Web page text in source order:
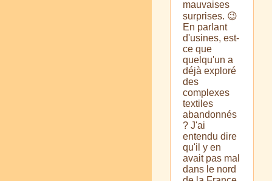
mauvaises
surprises. 😉
En parlant
d'usines, est-
ce que
quelqu'un a
déjà exploré
des
complexes
textiles
abandonnés
? J'ai
entendu dire
qu'il y en
avait pas mal
dans le nord